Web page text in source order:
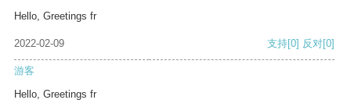
Hello, Greetings fr
2022-02-09 支持[0] 反对[0]
游客
Hello, Greetings fr